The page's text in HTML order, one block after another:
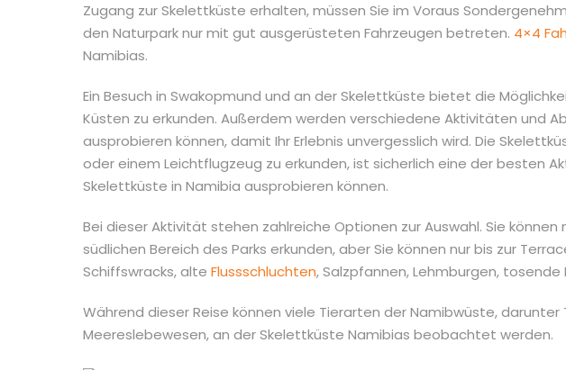
Zugang zur Skelettküste erhalten, müssen Sie im Voraus
den Naturpark nur mit gut ausgerüsteten Fahrzeugen betreten. 4×4
Namibias.
Ein Besuch in Swakopmund und an der Skelettküste bietet die
Küsten zu erkunden. Außerdem werden verschiedene Aktivitäten und
ausprobieren können, damit Ihr Erlebnis unvergesslich wird. Die
oder einem Leichtflugzeug zu erkunden, ist sicherlich eine der besten
Skelettküste in Namibia ausprobieren können.
Bei dieser Aktivität stehen zahlreiche Optionen zur Auswahl. Sie
südlichen Bereich des Parks erkunden, aber Sie können nur bis zur
Schiffswracks, alte Flussschluchten, Salzpfannen, Lehmburgen, tosende
Während dieser Reise können viele Tierarten der Namibwüste, darunter
Meereslebewesen, an der Skelettküste Namibias beobachtet werden.